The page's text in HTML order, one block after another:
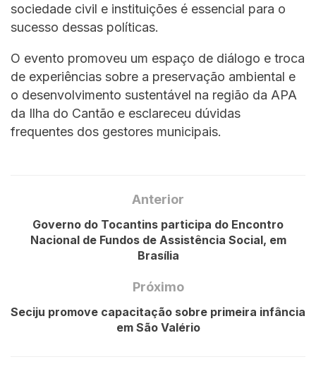
sociedade civil e instituições é essencial para o
sucesso dessas políticas.
O evento promoveu um espaço de diálogo e troca
de experiências sobre a preservação ambiental e
o desenvolvimento sustentável na região da APA
da Ilha do Cantão e esclareceu dúvidas
frequentes dos gestores municipais.
Anterior
Governo do Tocantins participa do Encontro
Nacional de Fundos de Assistência Social, em
Brasília
Próximo
Seciju promove capacitação sobre primeira infância
em São Valério